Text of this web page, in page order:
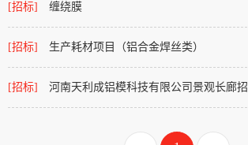
[招标] 缠绕膜
[招标] 生产耗材项目（铝合金焊丝类）
[招标] 河南天利成铝模科技有限公司景观长廊招标公告